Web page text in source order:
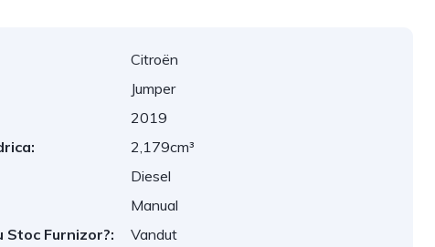
Citroën
Jumper
2019
2,179cm³
Diesel
Manual
Stoc Furnizor?:
Vandut